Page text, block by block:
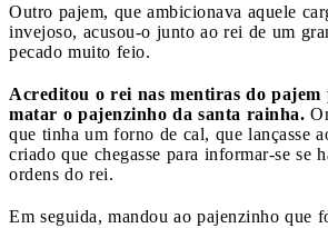
Outro pajem, que ambicionava aquele
invejoso, acusou-o junto ao rei de um
pecado muito feio.
Acreditou o rei nas mentiras do pajem
matar o pajenzinho da santa rainha.
que tinha um forno de cal, que lançasse
criado que chegasse para informar-se se
ordens do rei.
Em seguida, mandou ao pajenzinho que